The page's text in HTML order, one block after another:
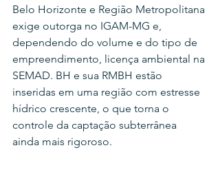
Belo Horizonte e Região Metropolitana
exige outorga no IGAM-MG e,
dependendo do volume e do tipo de
empreendimento, licença ambiental na
SEMAD. BH e sua RMBH estão
inseridas em uma região com estresse
hídrico crescente, o que torna o
controle da captação subterrânea
ainda mais rigoroso.